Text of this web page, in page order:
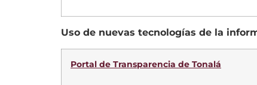
Uso de nuevas tecnologías de la
Portal de Transparencia de Tonalá